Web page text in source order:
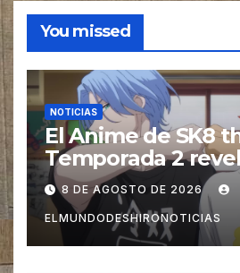
You missed
NOTICIAS
El Anime de SK8
Temporada 2
imagen
8 DE AGOSTO DE 2026
ELMUNDODESHIRONOTICIAS